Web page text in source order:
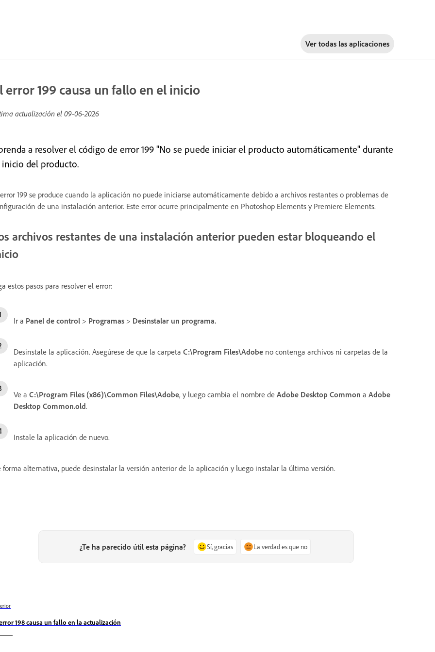
Ver todas las aplicaciones
error 199 causa un fallo en el inicio
actualización el 09-06-2026
a resolver el código de error 199 "No se puede iniciar el producto automáticamente" durante
del producto.
199 se produce cuando la aplicación no puede iniciarse automáticamente debido a archivos restantes o problemas de
de una instalación anterior. Este error ocurre principalmente en Photoshop Elements y Premiere Elements.
archivos restantes de una instalación anterior pueden estar bloqueando el
estos pasos para resolver el error:
Ir a Panel de control > Programas > Desinstalar un programa.
Desinstale la aplicación. Asegúrese de que la carpeta C:\Program Files\Adobe no contenga archivos ni carpetas de la
aplicación.
Ve a C:\Program Files (x86)\Common Files\Adobe, y luego cambia el nombre de Adobe Desktop Common a Adobe
Desktop Common.old.
Instale la aplicación de nuevo.
forma alternativa, puede desinstalar la versión anterior de la aplicación y luego instalar la última versión.
¿Te ha parecido útil esta página? Sí, gracias La verdad es que no
198 causa un fallo en la actualización